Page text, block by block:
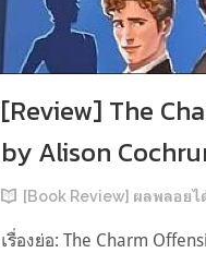
[Review] The
by Alison
[Book Review] ผลพลอยได้จากอาการ book
เรื่องย่อ: The Charm